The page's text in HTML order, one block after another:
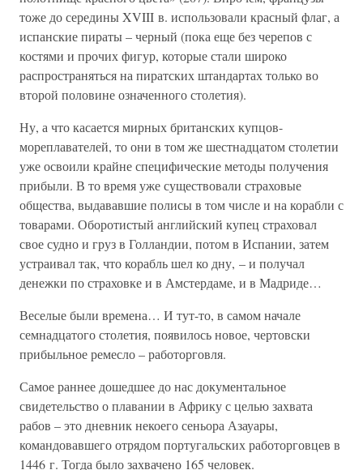
тоже до середины XVIII в. использовали красный флаг, а
испанские пираты – черный (пока еще без черепов с
костями и прочих фигур, которые стали широко
распространяться на пиратских штандартах только во
второй половине означенного столетия).
Ну, а что касается мирных британских купцов-
мореплавателей, то они в том же шестнадцатом столетии
уже освоили крайне специфические методы получения
прибыли. В то время уже существовали страховые
общества, выдававшие полисы в том числе и на корабли с
товарами. Оборотистый английский купец страховал
свое судно и груз в Голландии, потом в Испании, затем
устраивал так, что корабль шел ко дну, – и получал
денежки по страховке и в Амстердаме, и в Мадриде…
Веселые были времена… И тут-то, в самом начале
семнадцатого столетия, появилось новое, чертовски
прибыльное ремесло – работорговля.
Самое раннее дошедшее до нас документальное
свидетельство о плавании в Африку с целью захвата
рабов – это дневник некоего сеньора Азауары,
командовавшего отрядом португальских работорговцев в
1446 г. Тогда было захвачено 165 человек.